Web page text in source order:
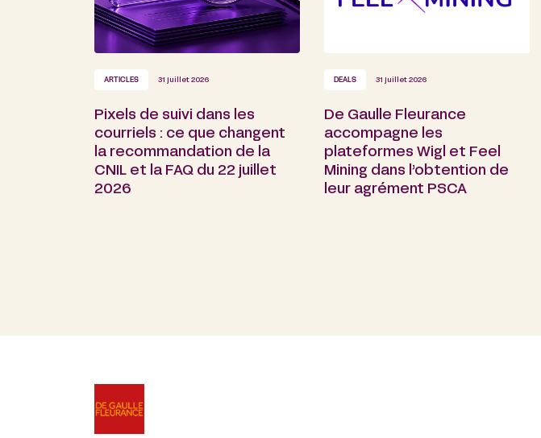
ARTICLES 31 juillet 2026
Pixels de suivi dans les
courriels : ce que changent
la recommandation de la
CNIL et la FAQ du 22 juillet
2026
DEALS 31 juillet 2026
De Gaulle Fleurance
accompagne les
plateformes Wigl et Feel
Mining dans l’obtention de
leur agrément PSCA